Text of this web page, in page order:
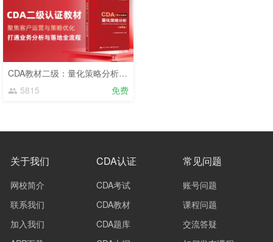
CDA教材二级：量化策略分析（2025）
5815
免费
关于我们
网校简介
联系我们
加入我们
CDA认证
CDA考试
CDA教材
CDA题库
常见问题
账号问题
课程问题
交流答疑